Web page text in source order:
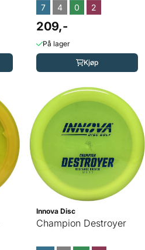
7 4 0 2
209,-
På lager
Kjøp
Innova Disc
Champion Destroyer